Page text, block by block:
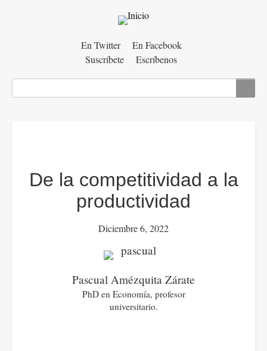
En Twitter
En Facebook
Suscríbete
Escríbenos
De la competitividad a la
productividad
Diciembre 6, 2022
Pascual Amézquita Zárate
PhD en Economía, profesor
universitario.